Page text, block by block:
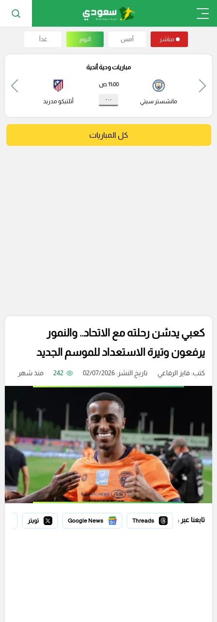
مباشر أمس اليوم غداً
مباريات ودية أندية
مانشستر سيتي
11:00 ص
- : - أتلتيكو مدريد
كل المباريات
كعبي يدشن رحلته مع الاتحاد.. والنمور
يرفعون وتيرة الاستعداد للموسم الجديد
كتب: فايز الرفاعي تاريخ النشر: 02/07/2026 242 منذ شهر
تابعنا عبر : Threads
Google News تويتر